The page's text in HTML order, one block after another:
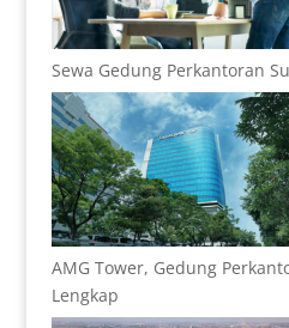
Sewa Gedung Perkantoran
AMG Tower, Gedung
Lengkap